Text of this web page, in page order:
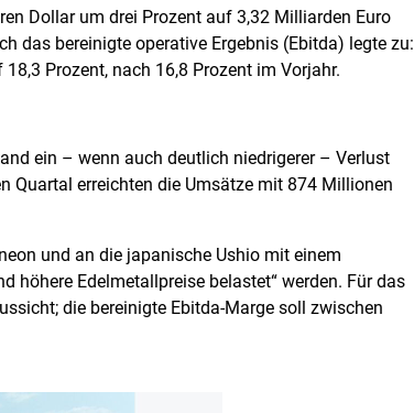
Dollar um drei Prozent auf 3,32 Milliarden Euro
das bereinigte operative Ergebnis (Ebitda) legte zu:
Prozent, nach 16,8 Prozent im Vorjahr.
ein – wenn auch deutlich niedrigerer – Verlust
Quartal erreichten die Umsätze mit 874 Millionen
und an die japanische Ushio mit einem
höhere Edelmetallpreise belastet“ werden. Für das
die bereinigte Ebitda-Marge soll zwischen